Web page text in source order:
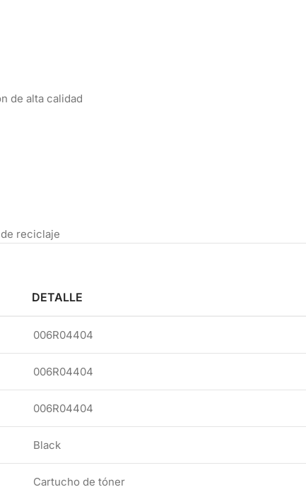
de alta calidad
reciclaje
DETALLE
006R04404
006R04404
006R04404
Black
Cartucho de tóner